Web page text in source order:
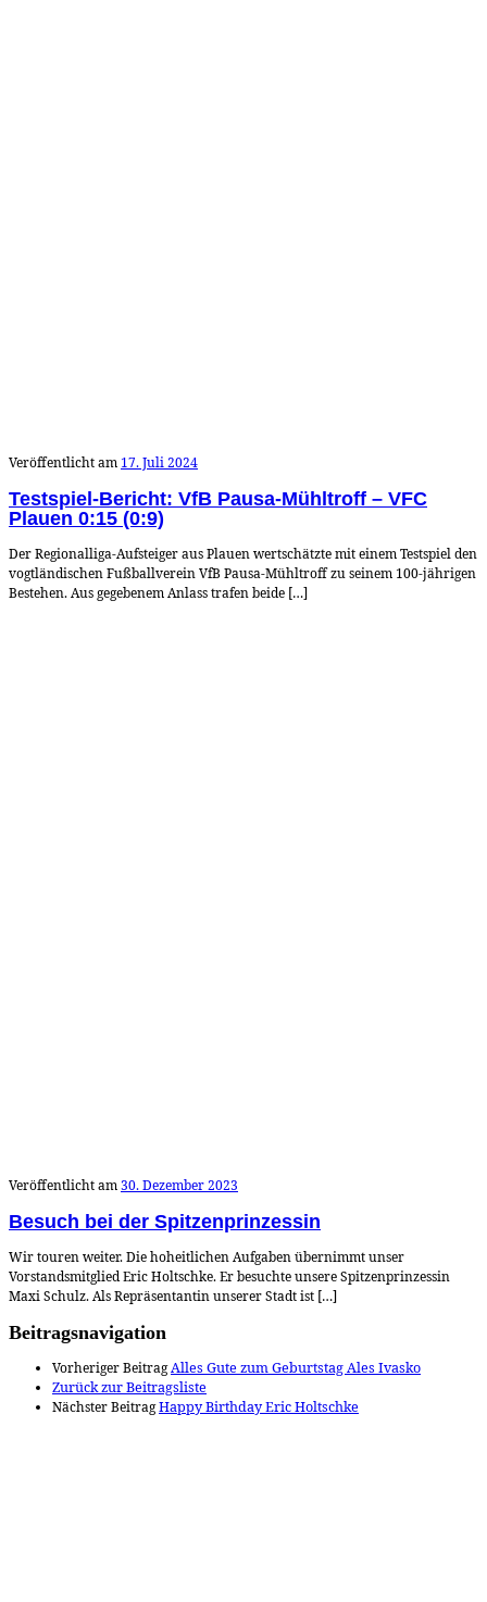
Veröffentlicht am 17. Juli 2024
Testspiel-Bericht: VfB Pausa-Mühltroff – VFC
Plauen 0:15 (0:9)
Der Regionalliga-Aufsteiger aus Plauen wertschätzte mit einem Testspiel den
vogtländischen Fußballverein VfB Pausa-Mühltroff zu seinem 100-jährigen
Bestehen. Aus gegebenem Anlass trafen beide […]
Veröffentlicht am30. Dezember 2023
Besuch bei der Spitzenprinzessin
Wir touren weiter. Die hoheitlichen Aufgaben übernimmt unser
Vorstandsmitglied Eric Holtschke. Er besuchte unsere Spitzenprinzessin
Maxi Schulz. Als Repräsentantin unserer Stadt ist […]
Beitragsnavigation
Vorheriger BeitragAlles Gute zum Geburtstag Ales Ivasko
Zurück zur Beitragsliste
Nächster BeitragHappy Birthday Eric Holtschke